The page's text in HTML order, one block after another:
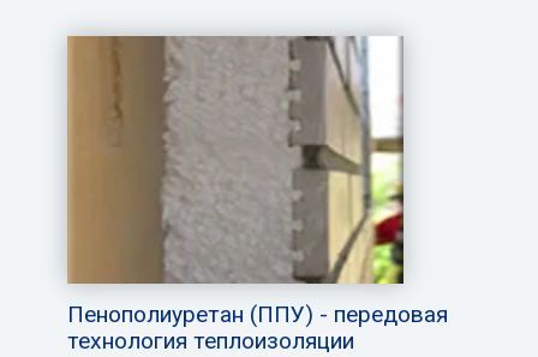
Пенополиуретан (ППУ) - передовая
технология теплоизоляции